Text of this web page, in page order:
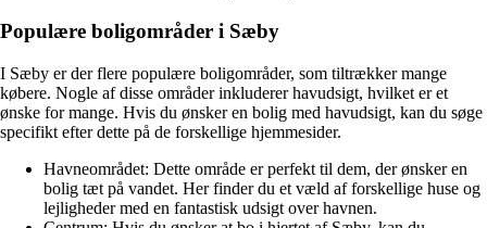
Populære boligområder i Sæby
I Sæby er der flere populære boligområder, som tiltrækker mange
købere. Nogle af disse områder inkluderer havudsigt, hvilket er et
ønske for mange. Hvis du ønsker en bolig med havudsigt, kan du søge
specifikt efter dette på de forskellige hjemmesider.
Havneområdet: Dette område er perfekt til dem, der ønsker en
bolig tæt på vandet. Her finder du et væld af forskellige huse og
lejligheder med en fantastisk udsigt over havnen.